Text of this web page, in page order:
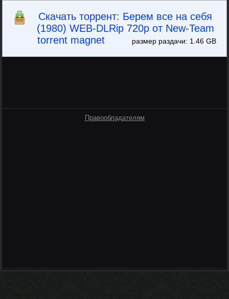
Скачать торрент: Берем все на себя
(1980) WEB-DLRip 720p от New-Team
torrent magnet
размер раздачи: 1.46 GB
Правообладателям